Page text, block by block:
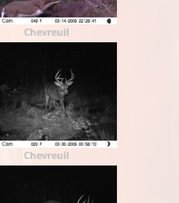
Chevreuil
Chevreuil